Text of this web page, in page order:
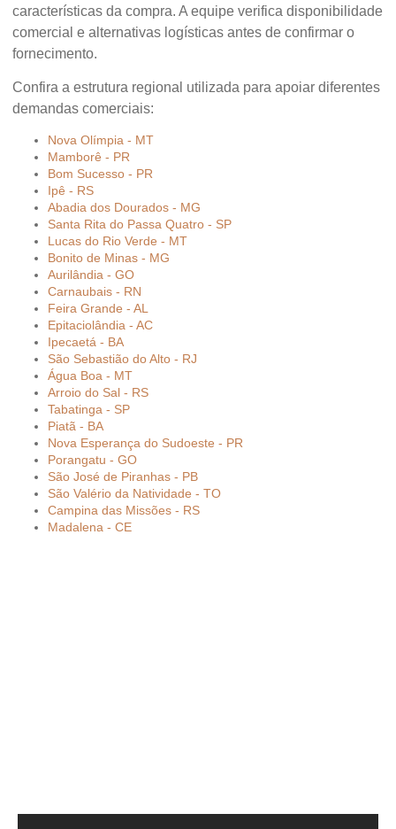
características da compra. A equipe verifica disponibilidade
comercial e alternativas logísticas antes de confirmar o
fornecimento.
Confira a estrutura regional utilizada para apoiar diferentes
demandas comerciais:
Nova Olímpia - MT
Mamborê - PR
Bom Sucesso - PR
Ipê - RS
Abadia dos Dourados - MG
Santa Rita do Passa Quatro - SP
Lucas do Rio Verde - MT
Bonito de Minas - MG
Aurilândia - GO
Carnaubais - RN
Feira Grande - AL
Epitaciolândia - AC
Ipecaetá - BA
São Sebastião do Alto - RJ
Água Boa - MT
Arroio do Sal - RS
Tabatinga - SP
Piatã - BA
Nova Esperança do Sudoeste - PR
Porangatu - GO
São José de Piranhas - PB
São Valério da Natividade - TO
Campina das Missões - RS
Madalena - CE